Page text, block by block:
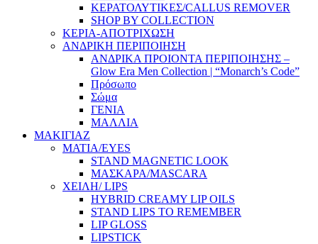
ΚΕΡΑΤΟΛΥΤΙΚΕΣ/CALLUS REMOVER
SHOP BY COLLECTION
ΚΕΡΙΑ-ΑΠΟΤΡΙΧΩΣΗ
ΑΝΔΡΙΚΗ ΠΕΡΙΠΟΙΗΣΗ
ΑΝΔΡΙΚΑ ΠΡΟΙΟΝΤΑ ΠΕΡΙΠΟΙΗΣΗΣ –
Glow Era Men Collection | “Monarch’s Code”
Πρόσωπο
Σώμα
ΓΕΝΙΑ
ΜΑΛΛΙΑ
ΜΑΚΙΓΙΑΖ
ΜΑΤΙΑ/EYES
STAND MAGNETIC LOOK
ΜΑΣΚΑΡΑ/MASCARA
ΧΕΙΛΗ/ LIPS
HYBRID CREAMY LIP OILS
STAND LIPS TO REMEMBER
LIP GLOSS
LIPSTICK